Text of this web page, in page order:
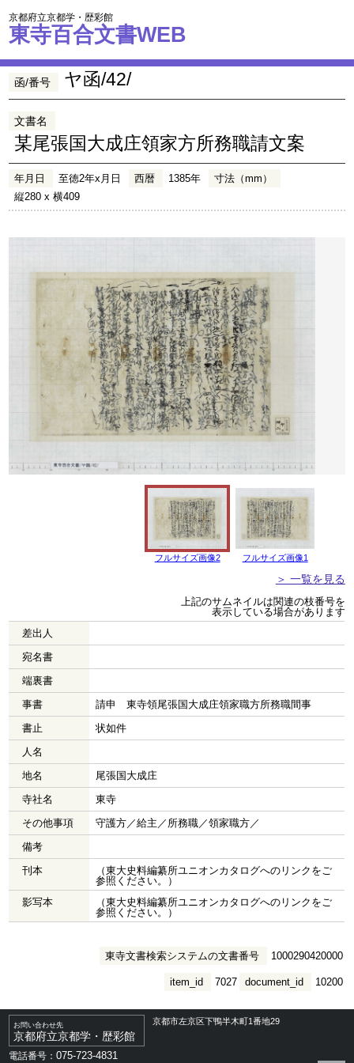
京都府立京都学・歴彩館
東寺百合文書WEB
函/番号 ヤ函/42/
文書名
某尾張国大成庄領家方所務職請文案
年月日 至徳2年x月日 西暦 1385年
寸法（mm）
縦280 x 横409
フルサイズ画像2 フルサイズ画像1
＞ 一覧を見る
上記のサムネイルは関連の枝番号を
表示している場合があります
差出人
宛名書
端裏書
事書
請申 東寺領尾張国大成庄領家職方所務職間事
書止
状如件
人名
地名
尾張国大成庄
寺社名
東寺
その他事項
守護方／給主／所務職／領家職方／
備考
刊本
（東大史料編纂所ユニオンカタログへのリンクをご
参照ください。）
影写本
（東大史料編纂所ユニオンカタログへのリンクをご
参照ください。）
東寺文書検索システムの文書番号 1000290420000
document_id 10200
item_id 7027
お問い合わせ先
京都府立京都学・歴彩館
京都市左京区下鴨半木町1番地29
電話番号：075-723-4831